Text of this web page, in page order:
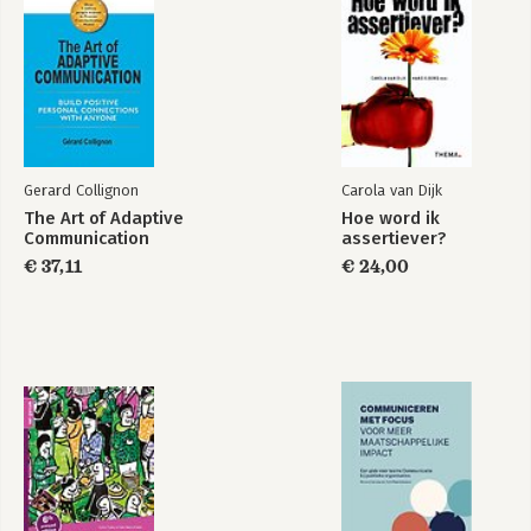
-De -/- levenspositie. Het verhaal van Peter
-Levensposities en coachen
3. De zes persoonlijkheidstypen
-Persoonlijkheidsstructuur: een huis met zes verdiepingen
-De zes persoonlijkheidstypen van Taibi Kahler
4. Contact maken met anderen – praat met hun Basis
-Tegenstrijdige behoeften: Intern conflict tussen Basis en Fase
-Hoe vaak komt Faseverandering voor?
6. De verdieping boven de huidige Fase
-Het verhaal van Robin en zijn persoonlijkheidshuis nader
Fasen samenhangen
8. Waarom we van Fase veranderen
-Ontwikkelingsstadia in de kindertijd en de relatie met fasering
-Ontwikkelingsstadia
-Toepassing bij het coachen
9. Secundaire eigenschappen
Gerard Collignon
The Art of Adaptive
Communication
€ 37,11
Carola van Dijk
Hoe word ik
assertiever?
€ 24,00